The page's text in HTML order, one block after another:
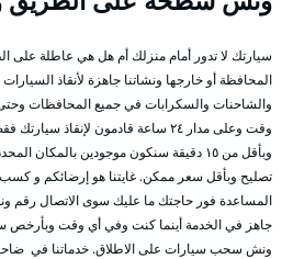
سيارتك لا تدور أمام منزلك أم هل هي عاطلة على
المحافظة أو خارجها ونشاتنا جاهزة لأنقاذ السيارات
والشاحنات والسكرابات في جميع المحافظات
وقت وعلى مدار ٢٤ ساعة قادمون
وبأقل من ١٥ دقيقة سنكون موجودين
تصليح وبأقل سعر ممكن. غايتنا هو إرضائكم و كسب
جاهز في الخدمة أينما كنت وفي أي وقت
ونش سحب سيارات على الاطلاق. خدماتنا في